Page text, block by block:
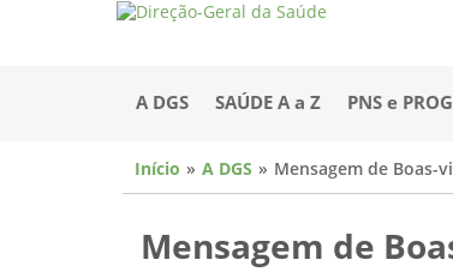
A DGS SAÚDE A a Z PNS e
Início A DGS Mensagem de Boas-
Mensagem de